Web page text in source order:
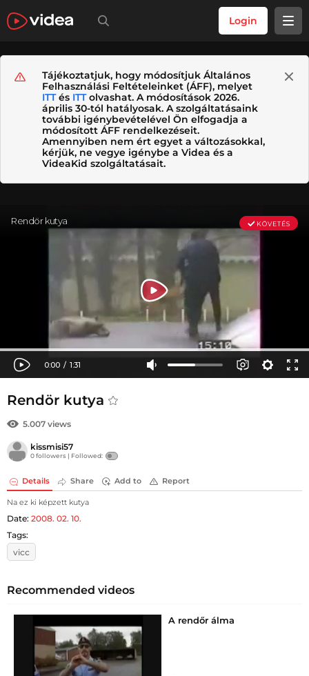
Login
Tájékoztatjuk, hogy módosítjuk Általános
Felhasználási Feltételeinket (ÁFF), melyet
ITTés ITTolvashat. A módosítások 2026.
április 30-tól hatályosak. A szolgáltatásaink
további igénybevételével Ön elfogadja a
módosított ÁFF rendelkezéseit.
Amennyiben nem ért egyet a változásokkal,
kérjük, ne vegye igénybe a Videa és a
VideaKid szolgáltatásait.
Rendör kutya
5.007 views
kissmisi57
0 followers | Followed:
Details Share Add to Report
Na ez ki képzett kutya
Date: 2008. 02. 10.
Tags:
vicc
Recommended videos
A rendőr álma